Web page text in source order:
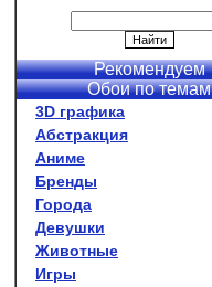
Рекомендуем
Обои по темам
3D графика
Абстракция
Аниме
Бренды
Города
Девушки
Животные
Игры